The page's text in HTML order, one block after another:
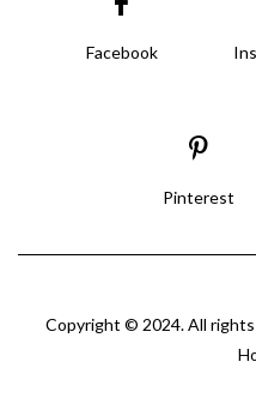
Facebook
Pinterest
Copyright © 2024. All